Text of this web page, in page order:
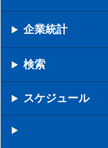
企業統計
検索
スケジュール